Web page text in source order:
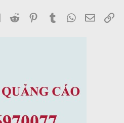
LinkedInReddit PinterestTumblrWhatsApp
Email